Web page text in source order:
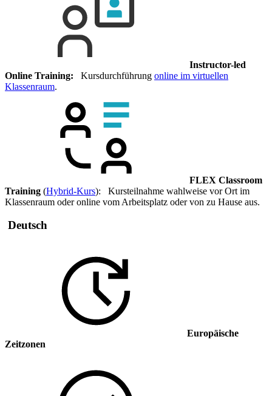
Instructor-led
Online Training: Kursdurchführung online im virtuellen
Klassenraum.
FLEX Classroom
Training (Hybrid-Kurs): Kursteilnahme wahlweise vor Ort im
Klassenraum oder online vom Arbeitsplatz oder von zu Hause aus.
Deutsch
Europäische
Zeitzonen